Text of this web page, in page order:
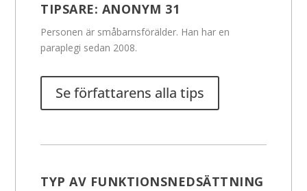
TIPSARE: ANONYM 31
Personen är småbarnsförälder. Han har en
paraplegi sedan 2008.
Se författarens alla tips
TYP AV FUNKTIONSNEDSÄTTNING